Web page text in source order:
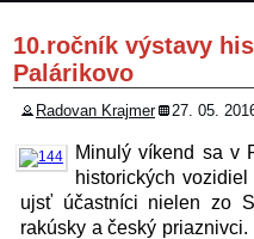
10.ročník výstavy
Palárikovo
Radovan Krajmer 27. 05.
Minulý víkend sa v
historických
ujsť účastníci nielen zo
rakúsky a český